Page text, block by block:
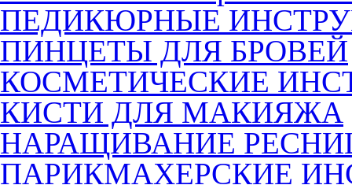
ПЕДИКЮРНЫЕ
ПИНЦЕТЫ ДЛЯ БРОВЕЙ
КОСМЕТИЧЕСКИЕ
КИСТИ ДЛЯ МАКИЯЖА
НАРАЩИВАНИЕ
ПАРИКМАХЕРСКИЕ